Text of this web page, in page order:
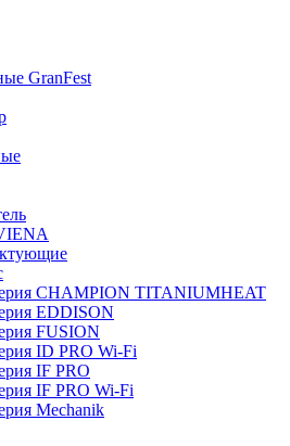
GranFest
CHAMPION TITANIUMHEAT
EDDISON
FUSION
ID PRO Wi-Fi
IF PRO
IF PRO Wi-Fi
Mechanik